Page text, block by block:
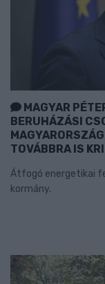
MAGYAR
BERUHÁZÁSI
TOVÁBBRA IS
Átfogó energetikai
kormány.